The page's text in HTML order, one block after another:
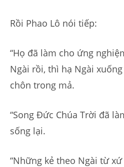
Rồi Phao Lô nói tiếp:
“Họ đã làm cho ứng
Ngài rồi, thì hạ Ngài
chôn trong mả.
“Song Đức Chúa Trời đã
sống lại.
“Những kẻ theo Ngài từ